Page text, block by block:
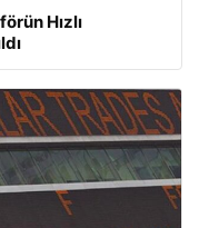
Hızlı